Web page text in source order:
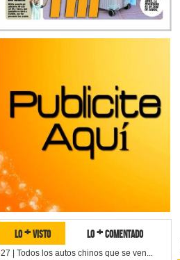
lo + visto lo + comentado
27 | Todos los autos chinos que se ven...